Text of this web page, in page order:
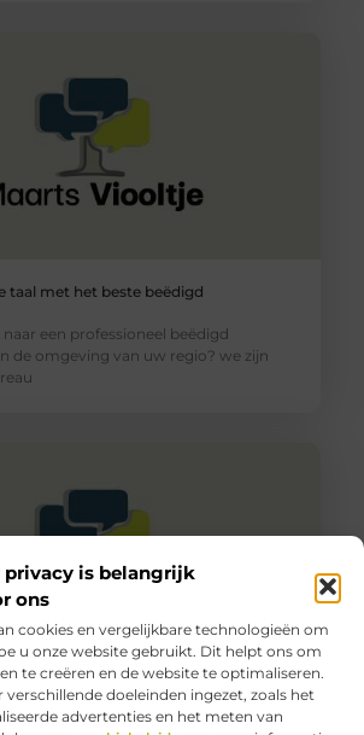
privacy is belangrijk
ons
cookies en vergelijkbare technologieën om
u onze website gebruikt. Dit helpt ons om
te creëren en de website te optimaliseren.
doeleinden ingezet, zoals het
advertenties en het meten van
taal met het beste beëdigd
een professioneel beëdigd
de omgeving van uw regio? we zijn
meest vriendelijke advocaat
in Amsterdam? Die vind je bij ons